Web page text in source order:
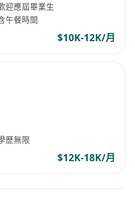
迎應屆畢業生
午餐時間
$10K-12K/月
歷無限
$12K-18K/月